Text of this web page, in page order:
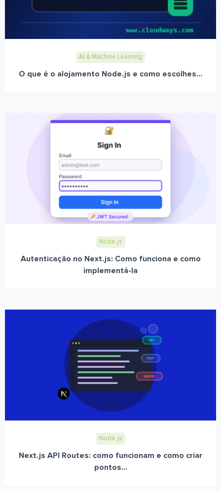
AI & Machine Learning
O que é o alojamento Node.js e como escolhes...
Node.js
Autenticação no Next.js: Como funciona e como
implementá-la
Node.js
Next.js API Routes: como funcionam e como criar
pontos...